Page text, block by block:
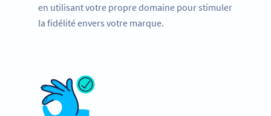
en utilisant votre propre domaine pour stimuler
la fidélité envers votre marque.